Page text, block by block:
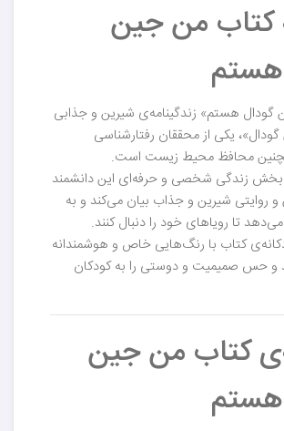
کتاب من جین
هستم
هستم» زندگینامه‌ی شیرین و جذابی
یکی از محققان رفتارشناسی
محافظ محیط زیست است.
زندگی شخصی و حرفه‌ای این دانشمند
و روایتی شیرین و جذاب بیان می‌کند و به
تا رویاهای خود را دنبال کنند.
کتاب با رنگ‌هایی خاص و هوشمندانه
و حس صمیمیت و دوستی را به کودکان
کتاب من جین
هستم